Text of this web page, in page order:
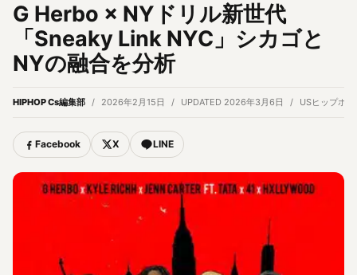
G Herbo × NYドリル新世代
「Sneaky Link NYC」シカゴと
NYの融合を分析
HIPHOP Cs編集部 2026年2月15日 UPDATED 2026年3月6日 USヒップホ
Facebook X LINE